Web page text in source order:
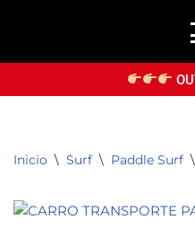
Inicio \ Surf \ Paddle Surf \